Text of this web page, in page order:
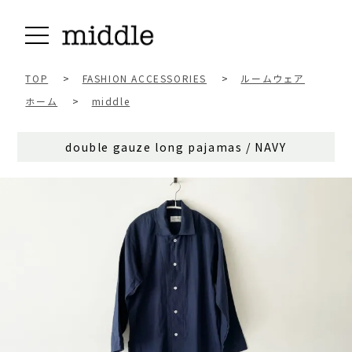
TOP > FASHION ACCESSORIES >
ルームウェア
ホーム
> middle
double gauze long pajamas / NAVY